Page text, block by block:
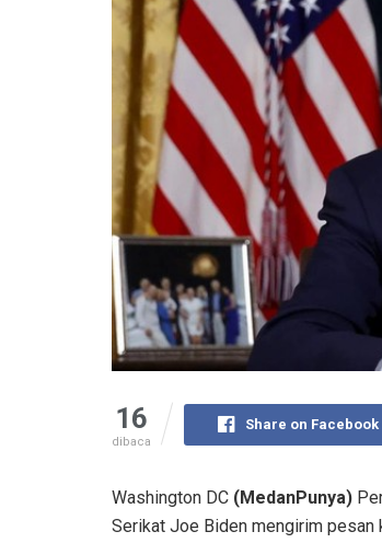
16
dibaca
Share on Facebook
Washington DC (MedanPunya)
Serikat Joe Biden mengirim pesan